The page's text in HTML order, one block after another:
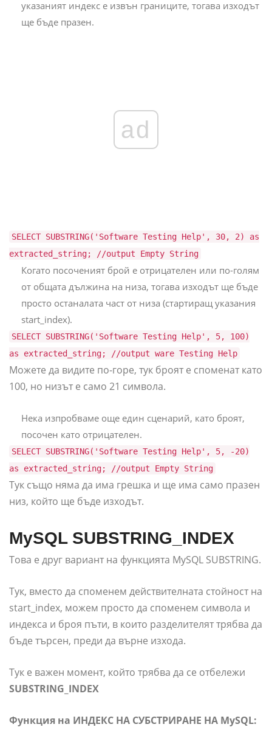
указаният индекс е извън границите, тогава изходът
ще бъде празен.
ad
SELECT SUBSTRING('Software Testing Help', 30, 2) as
extracted_string; //output Empty String
Когато посоченият брой е отрицателен или по-голям
от общата дължина на низа, тогава изходът ще бъде
просто останалата част от низа (стартиращ указания
start_index).
SELECT SUBSTRING('Software Testing Help', 5, 100)
as extracted_string; //output ware Testing Help
Можете да видите по-горе, тук броят е споменат като
100, но низът е само 21 символа.
Нека изпробваме още един сценарий, като броят,
посочен като отрицателен.
SELECT SUBSTRING('Software Testing Help', 5, -20)
as extracted_string; //output Empty String
Тук също няма да има грешка и ще има само празен
низ, който ще бъде изходът.
MySQL SUBSTRING_INDEX
Това е друг вариант на функцията MySQL SUBSTRING.
Тук, вместо да споменем действителната стойност на
start_index, можем просто да споменем символа и
индекса и броя пъти, в които разделителят трябва да
бъде търсен, преди да върне изхода.
Тук е важен момент, който трябва да се отбележи
SUBSTRING_INDEX
Функция на ИНДЕКС НА СУБСТРИРАНЕ НА MySQL: